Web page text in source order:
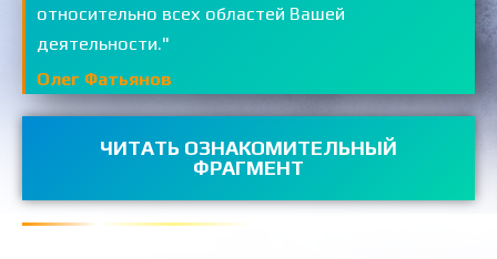
относительно всех областей Вашей
деятельности."
Олег Фатьянов
ЧИТАТЬ ОЗНАКОМИТЕЛЬНЫЙ
ФРАГМЕНТ